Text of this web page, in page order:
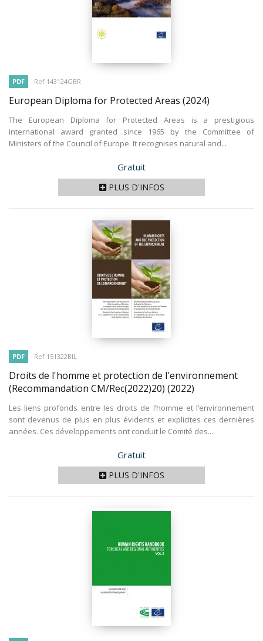
PDF Ref 143124GBR
European Diploma for Protected Areas (2024)
The European Diploma for Protected Areas is a prestigious
international award granted since 1965 by the Committee of
Ministers of the Council of Europe. It recognises natural and...
Prix
Gratuit
PLUS D'INFOS
PDF Ref 151322BIL
Droits de l'homme et protection de l'environnement
(Recommandation CM/Rec(2022)20) (2022)
Les liens profonds entre les droits de l’homme et l’environnement
sont devenus de plus en plus évidents et explicites ces dernières
années. Ces développements ont conduit le Comité des...
Prix
Gratuit
PLUS D'INFOS